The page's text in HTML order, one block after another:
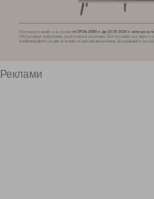
Реклами